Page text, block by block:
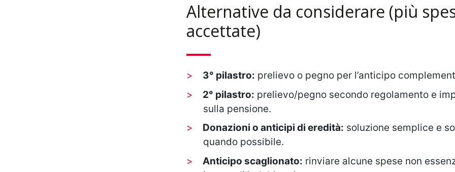
Alternative da considerare (più
accettate)
3° pilastro: prelievo o pegno per l’anticipo
2° pilastro: prelievo/pegno secondo regolamento e
sulla pensione.
Donazioni o anticipi di eredità: soluzione semplice e
quando possibile.
Anticipo scaglionato: rinviare alcune spese non